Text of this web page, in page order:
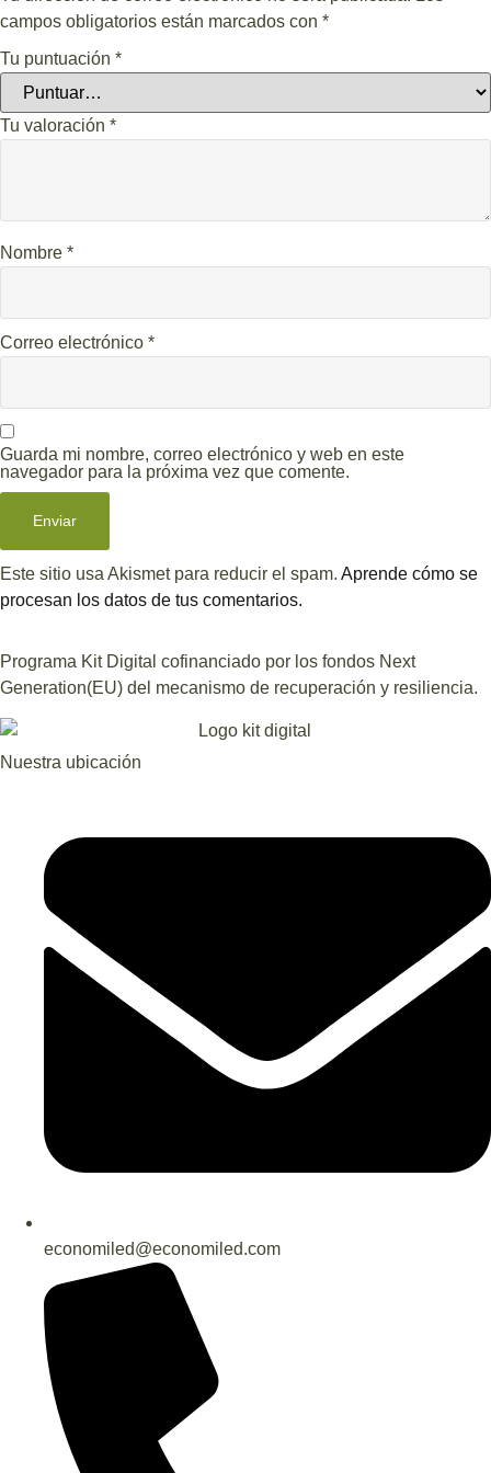
campos obligatorios están marcados con *
Tu puntuación *
Tu valoración *
Nombre *
Correo electrónico *
Guarda mi nombre, correo electrónico y web en este
navegador para la próxima vez que comente.
Este sitio usa Akismet para reducir el spam. Aprende cómo se
procesan los datos de tus comentarios.
Programa Kit Digital cofinanciado por los fondos Next
Generation(EU) del mecanismo de recuperación y resiliencia.
Nuestra ubicación
economiled@economiled.com